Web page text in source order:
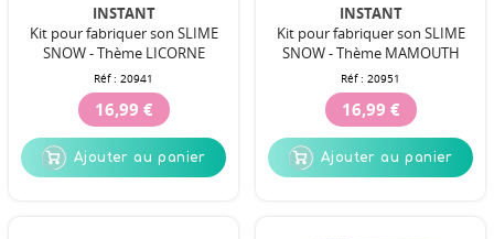
INSTANT
Kit pour fabriquer son SLIME
SNOW - Thème LICORNE
Réf : 20941
16,99 €
Ajouter au panier
INSTANT
Kit pour fabriquer son SLIME
SNOW - Thème MAMOUTH
Réf : 20951
16,99 €
Ajouter au panier